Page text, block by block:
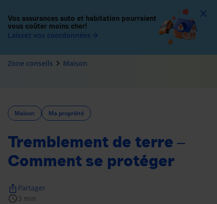
Zone conseils navigate_next Maison
Maison Ma propriété
Tremblement de terre ‒
Comment se protéger
schedule 3 min
ios_share Partager
Vos assurances auto et habitation pourraient
vous coûter moins cher!
Laissez vos coordonnées arrow_forward